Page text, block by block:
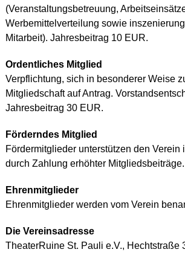
(Veranstaltungsbetreuung,
Werbemittelverteilung sowie
Mitarbeit). Jahresbeitrag 10 EUR.
Ordentliches Mitglied
Verpflichtung, sich in besonderer Weise
Mitgliedschaft auf Antrag.
Jahresbeitrag 30 EUR.
Förderndes Mitglied
Fördermitglieder unterstützen den Verein
durch Zahlung erhöhter Mitgliedsbeiträge.
Ehrenmitglieder
Ehrenmitglieder werden vom Verein
Die Vereinsadresse
TheaterRuine St. Pauli e.V., Hechtstraße